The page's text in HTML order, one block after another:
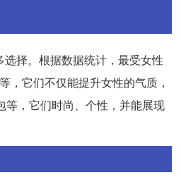
择。根据数据统计，最受女性
，它们不仅能提升女性的气质，
，它们时尚、个性，并能展现